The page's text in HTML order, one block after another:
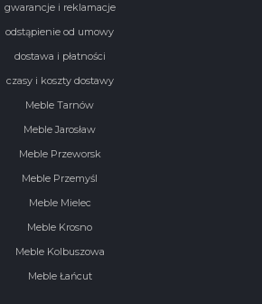
gwarancje i reklamacje
odstąpienie od umowy
dostawa i płatności
czasy i koszty dostawy
Meble Tarnów
Meble Jarosław
Meble Przeworsk
Meble Przemyśl
Meble Mielec
Meble Krosno
Meble Kolbuszowa
Meble Łańcut